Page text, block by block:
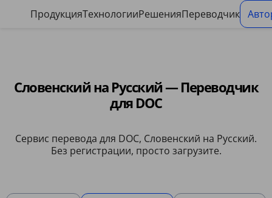
ПродукцияТехнологииРешенияПереводчик
Словенский на Русский — Переводчик
для DOC
Сервис перевода для DOC, Словенский на Русский.
Без регистрации, просто загрузите.